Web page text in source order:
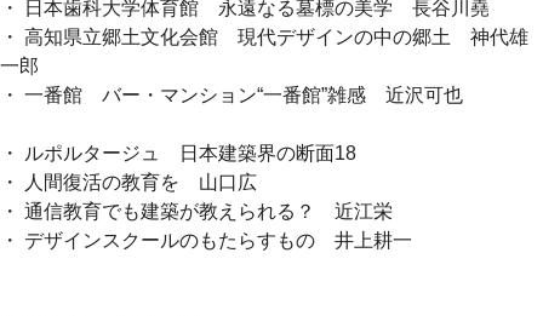
・ 日本歯科大学体育館 永遠なる墓標の美学 長谷川堯
・ 高知県立郷土文化会館 現代デザインの中の郷土 神代雄
一郎
・ 一番館 バー・マンション“一番館”雑感 近沢可也
・ ルポルタージュ 日本建築界の断面18
・ 人間復活の教育を 山口広
・ 通信教育でも建築が教えられる？ 近江栄
・ デザインスクールのもたらすもの 井上耕一